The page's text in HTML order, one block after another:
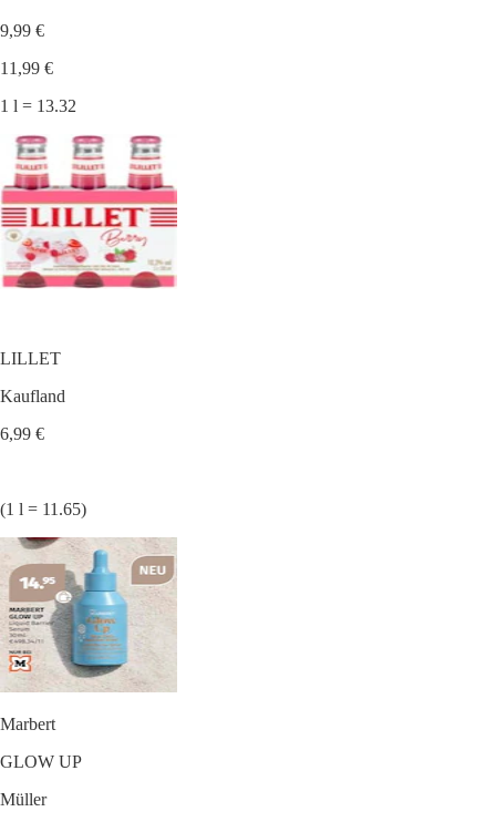
9,99 €
11,99 €
1 l = 13.32
LILLET
Kaufland
6,99 €
(1 l = 11.65)
Marbert
GLOW UP
Müller